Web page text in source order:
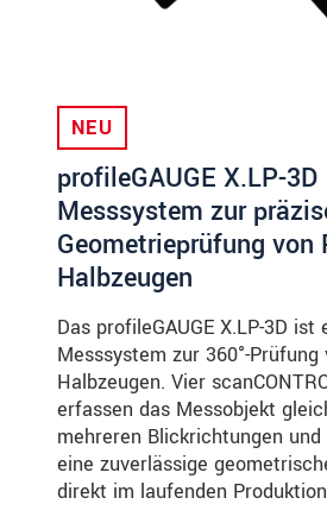
NEU
profileGAUGE X.LP-3D
Messsystem zur
Geometrieprüfung von
Halbzeugen
Das profileGAUGE X.LP-3D ist
Messsystem zur 360°-
Halbzeugen. Vier
erfassen das Messobjekt
mehreren Blickrichtungen
eine zuverlässige
direkt im laufenden